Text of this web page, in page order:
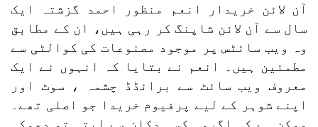
آن لائن خریدار انعم منظور احمد گزشتہ ایک
سال سے آن لائن شاپنگ کر رہی ہیں، ان کے مطابق
وہ ویب سائٹس پر موجود مصنوعات کی کوالٹی سے
مطمئین ہیں۔ انعم نے بتایا کہ انہوں نے ایک
معروف ویب سائٹ سے برانڈڈ چشمہ ، سوٹ اور
اپنے شوہر کے لیے پرفیوم خریدا جو اصلی تھے۔